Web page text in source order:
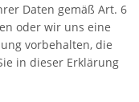
Daten gemäß Art. 6
oder wir uns eine
vorbehalten, die
in dieser Erklärung